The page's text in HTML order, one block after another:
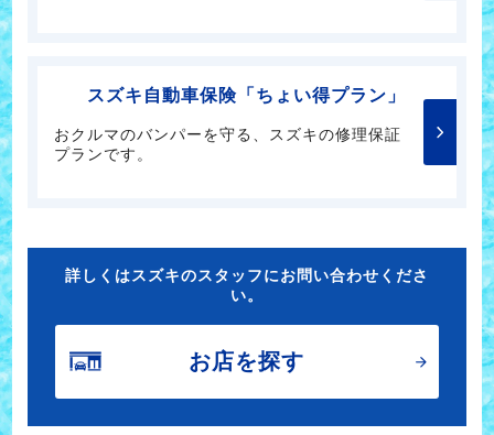
スズキ自動車保険「ちょい得プラン」
おクルマのバンパーを守る、スズキの修理保証
プランです。
詳しくはスズキのスタッフにお問い合わせくださ
い。
お店を探す